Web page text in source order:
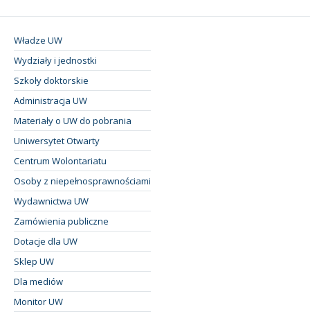
Władze UW
Wydziały i jednostki
Szkoły doktorskie
Administracja UW
Materiały o UW do pobrania
Uniwersytet Otwarty
Centrum Wolontariatu
Osoby z niepełnosprawnościami
Wydawnictwa UW
Zamówienia publiczne
Dotacje dla UW
Sklep UW
Dla mediów
Monitor UW